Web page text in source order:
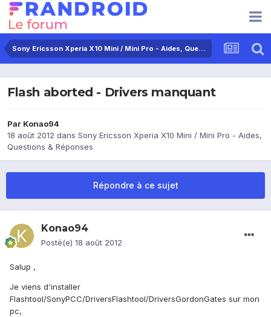
Sony Ericsson Xperia X10 Mini / Mini Pro - Aides, Questions & Réponses
Flash aborted - Drivers manquant
Par Konao94
18 août 2012 dans Sony Ericsson Xperia X10 Mini / Mini Pro - Aides,
Questions & Réponses
Répondre à ce sujet
Konao94
Posté(e) 18 août 2012
Salup ,
Je viens d'installer
Flashtool/SonyPCC/DriversFlashtool/DriversGordonGates sur mon
pc,